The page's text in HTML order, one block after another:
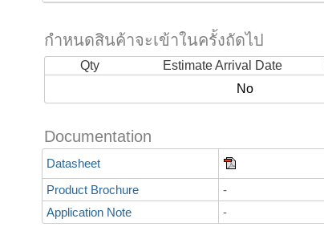
กำหนดสินค้าจะเข้าในครั้งถัดไป
Qty Estimate Arrival Date
No
Documentation
Datasheet
Product Brochure
-
Application Note
-